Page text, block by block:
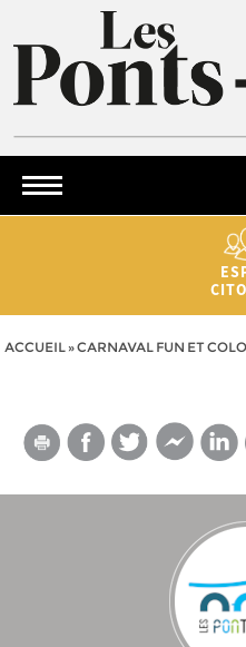
ACCUEIL»CARNAVAL FUN ET